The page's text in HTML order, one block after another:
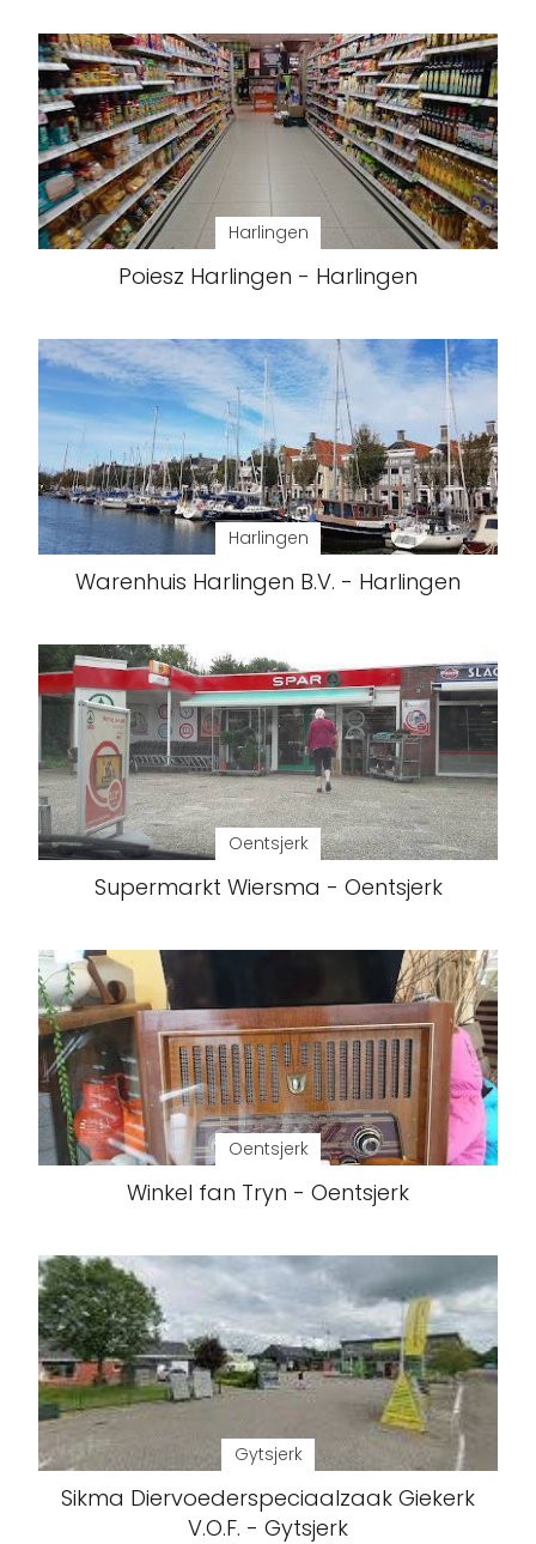
Harlingen
Poiesz Harlingen - Harlingen
Harlingen
Warenhuis Harlingen B.V. - Harlingen
Oentsjerk
Supermarkt Wiersma - Oentsjerk
Oentsjerk
Winkel fan Tryn - Oentsjerk
Gytsjerk
Sikma Diervoederspeciaalzaak Giekerk
V.O.F. - Gytsjerk